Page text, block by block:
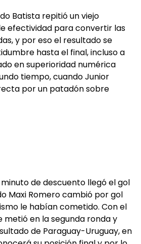
Batista repitió un viejo
efectividad para convertir las
y por eso el resultado se
hasta el final, incluso a
en superioridad numérica
tiempo, cuando Junior
por un patadón sobre
de descuento llegó el gol
Maxi Romero cambió por gol
le habían cometido. Con el
metió en la segunda ronda y
de Paraguay-Uruguay, en